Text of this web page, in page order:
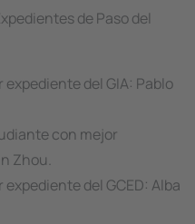
de Paso del
del GIA: Pablo
con mejor
Zhou.
del GCED: Alba